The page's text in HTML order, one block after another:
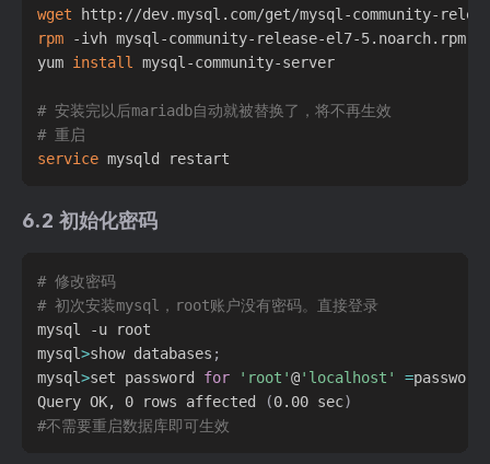
wget
rpm -ivh mysql-community-release-el7-5.noarch.rpm
yum install mysql-community-server
# 安装完以后mariadb自动就被替换了，将不再生效
# 重启
service
6.2 初始化密码
# 修改密码
# 初次安装mysql，root账户没有密码。直接登录
mysql -u root
mysql>show databases ;
mysql>set password for 'root'@'localhost' =password
Query OK, 0 rows affected
(0.00 sec)
#不需要重启数据库即可生效